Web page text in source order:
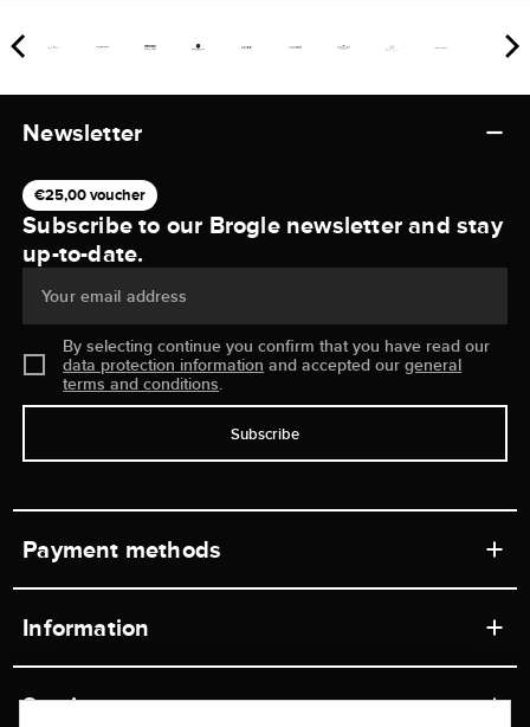
Newsletter
€25,00 voucher
Subscribe to our Brogle newsletter and stay
up-to-date.
Your email address
By selecting continue you confirm that you have read our
data protection information and accepted ourgeneral
terms and conditions.
Subscribe
Payment methods
Information
Service